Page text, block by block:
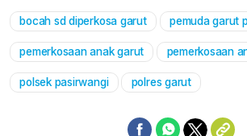
bocah sd diperkosa garut pemuda garut
pemerkosaan anak garut pemerkosaan
polsek pasirwangi polres garut